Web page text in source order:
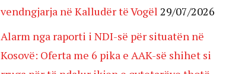
vendngjarja në Kalludër të Vogël 29/07/2026
Alarm nga raporti i NDI-së për situatën në
Kosovë: Oferta me 6 pika e AAK-së shihet si